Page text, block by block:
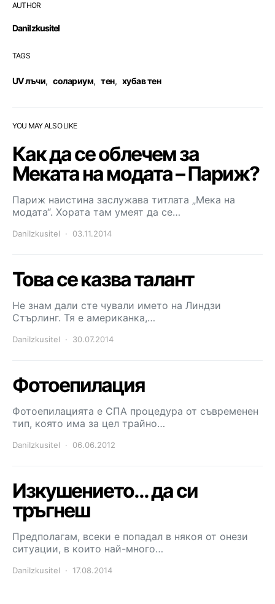
AUTHOR
DaniIzkusitel
TAGS
UV лъчи, солариум, тен, хубав тен
YOU MAY ALSO LIKE
Как да се облечем за
Меката на модата – Париж?
Париж наистина заслужава титлата „Мека на
модата“. Хората там умеят да се…
DaniIzkusitel 03.11.2014
Това се казва талант
Не знам дали сте чували името на Линдзи
Стърлинг. Тя е американка,…
DaniIzkusitel 30.07.2014
Фотоепилация
Фотоепилацията е СПА процедура от съвременен
тип, която има за цел трайно…
DaniIzkusitel 06.06.2012
Изкушението… да си
тръгнеш
Предполагам, всеки е попадал в някоя от онези
ситуации, в които най-много…
DaniIzkusitel 17.08.2014